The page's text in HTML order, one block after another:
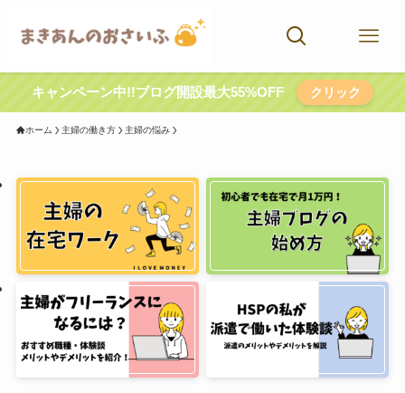
キャンペーン中!!ブログ開設最大55%OFF クリック
ホーム 主婦の働き方 主婦の悩み